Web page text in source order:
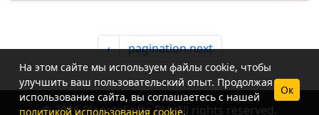
‹ pagination.next
© 2026 PlanetaSofta.RU. All rights reserved.
На этом сайте мы используем файлы cookie, чтобы
улучшить ваш пользовательский опыт. Продолжая
использование сайта, вы соглашаетесь с нашей
политикой использования cookie.
Ок